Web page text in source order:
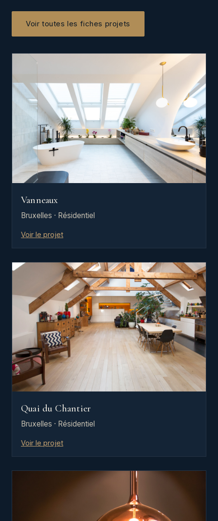
Voir toutes les fiches projets
Vanneaux
Bruxelles · Résidentiel
Voir le projet
Quai du Chantier
Bruxelles · Résidentiel
Voir le projet